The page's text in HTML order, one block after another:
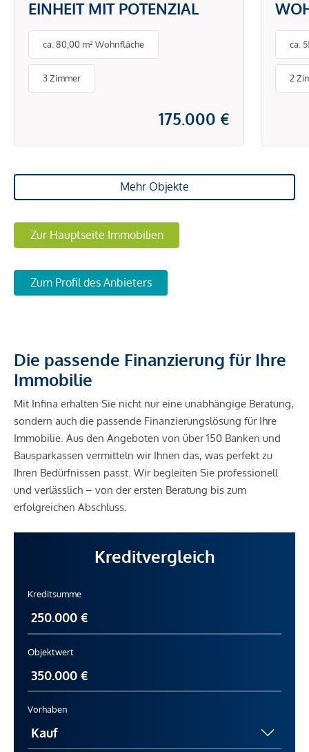
EINHEIT MIT POTENZIAL
ca. 80,00 m² Wohnfläche
3 Zimmer
175.000 €
ca.
2
Mehr Objekte
Zur Hauptseite Immobilien
Zum Profil des Anbieters
Die passende Finanzierung für Ihre
Immobilie
Mit Infina erhalten Sie nicht nur eine unabhängige Beratung,
sondern auch die passende Finanzierungslösung für Ihre
Immobilie. Aus den Angeboten von über 150 Banken und
Bausparkassen vermitteln wir Ihnen das, was perfekt zu
Ihren Bedürfnissen passt. Wir begleiten Sie professionell
und verlässlich – von der ersten Beratung bis zum
erfolgreichen Abschluss.
Kreditvergleich
Kreditsumme
Objektwert
Vorhaben